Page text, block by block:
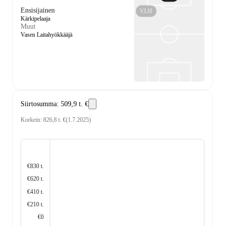
Ensisijainen
Kärkipelaaja
Muut
Vasen Laitahyökkääjä
VLH
Siirtosumma: 509,9 t. €
Korkein: 826,8 t. €(1.7.2025)
€830 t.
€620 t.
€410 t.
€210 t.
€0